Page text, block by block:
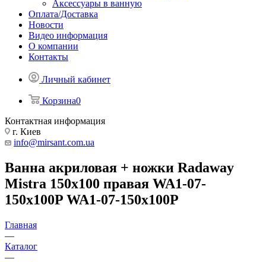
Аксессуары в ванную
Оплата/Доставка
Новости
Видео информация
О компании
Контакты
Личный кабинет
Корзина0
Контактная информация
г. Киев
info@mirsant.com.ua
Ванна акриловая + ножки Radaway
Mistra 150x100 правая WA1-07-
150x100P WA1-07-150x100P
Главная
—
Каталог
—